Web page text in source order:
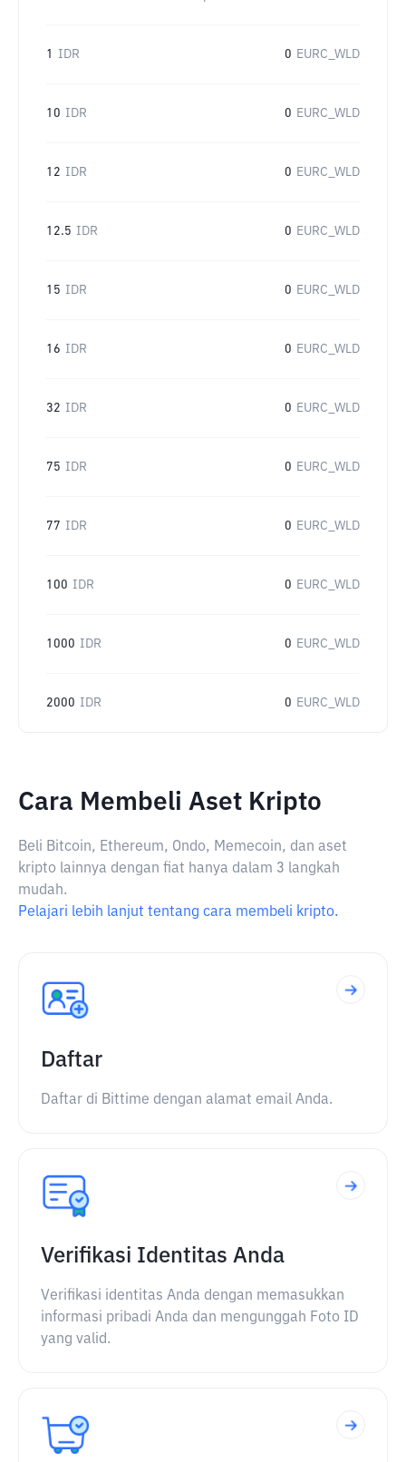
1 IDR 0 EURC_WLD
10 IDR 0 EURC_WLD
12 IDR 0 EURC_WLD
12.5 IDR 0 EURC_WLD
15 IDR 0 EURC_WLD
16 IDR 0 EURC_WLD
32 IDR 0 EURC_WLD
75 IDR 0 EURC_WLD
77 IDR 0 EURC_WLD
100 IDR 0 EURC_WLD
1000 IDR 0 EURC_WLD
2000 IDR 0 EURC_WLD
Cara Membeli Aset Kripto
Beli Bitcoin, Ethereum, Ondo, Memecoin, dan aset
kripto lainnya dengan fiat hanya dalam 3 langkah
mudah.
Pelajari lebih lanjut tentang cara membeli kripto.
Daftar
Daftar di Bittime dengan alamat email Anda.
Verifikasi Identitas Anda
Verifikasi identitas Anda dengan memasukkan
informasi pribadi Anda dan mengunggah Foto ID
yang valid.